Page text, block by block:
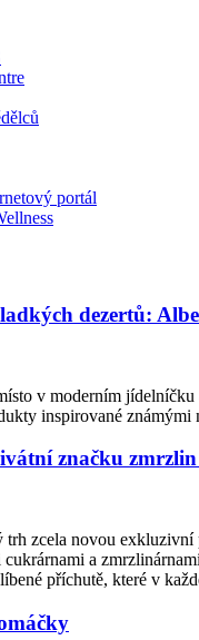
dezertů:
v moderním
inspirované
značku
zcela novou
a
příchutě, které v